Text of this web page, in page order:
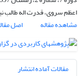
اعظم سروی، قدرت اله طالب
مشاهده مقاله
اصل
مقالات آماده انتشار